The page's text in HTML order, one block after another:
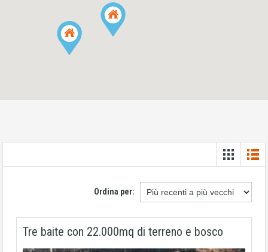
Ordina per:
Tre baite con 22.000mq di terreno e bosco